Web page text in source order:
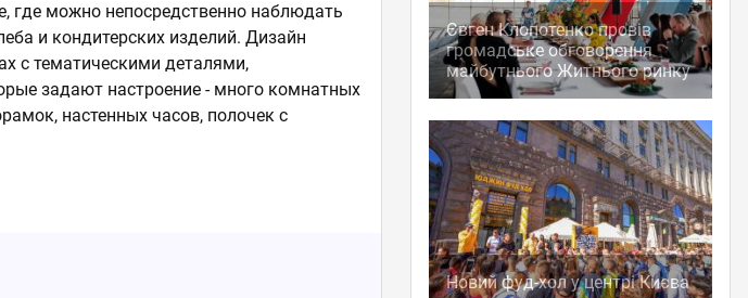
где можно непосредственно наблюдать
и кондитерских изделий. Дизайн
с тематическими деталями,
задают настроение - много комнатных
настенных часов, полочек с
Євген Клопотенко провів
громадське обговорення
майбутнього Житнього ринку
Новий фуд-хол у центрі Києва